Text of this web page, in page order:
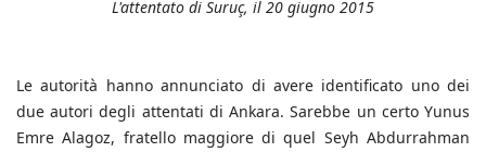
L'attentato di Suruç, il 20 giugno 2015
Le autorità hanno annunciato di avere identificato uno dei
due autori degli attentati di Ankara. Sarebbe un certo Yunus
Emre Alagoz, fratello maggiore di quel Seyh Abdurrahman